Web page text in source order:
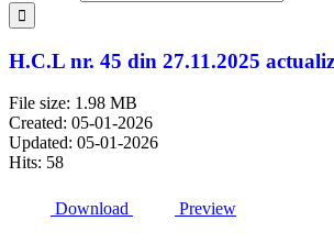
H.C.L nr. 45 din 27.11.2025
File size: 1.98 MB
Created: 05-01-2026
Updated: 05-01-2026
Hits: 58
Download Preview